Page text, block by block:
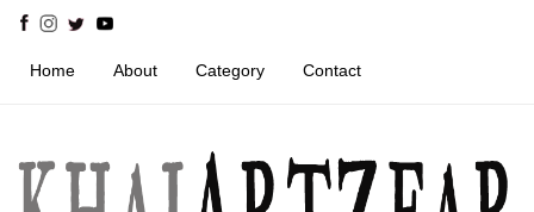
Home About Category Contact